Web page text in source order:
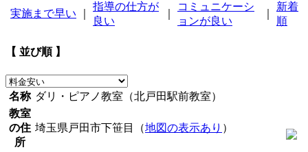
実施まで早い
指導の仕方が
良い
コミュニケーシ
ョンが良い
新着
順
【 並び順 】
名称 ダリ・ピアノ教室（北戸田駅前教室）
教室
の住
所
埼玉県戸田市下笹目（地図の表示あり ）